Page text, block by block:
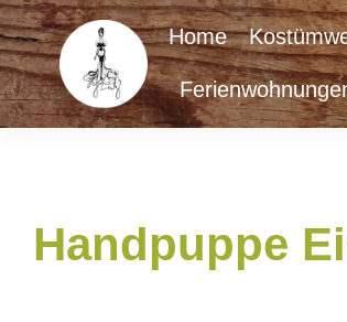
Zum
Inhalt
springen
Home
Handpuppe